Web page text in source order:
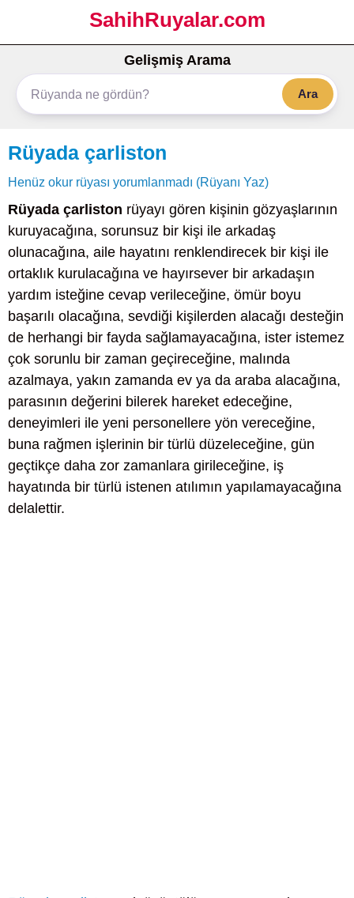
SahihRuyalar.com
Gelişmiş Arama
Ara
Rüyada çarliston
Henüz okur rüyası yorumlanmadı (Rüyanı Yaz)
Rüyada çarliston rüyayı gören kişinin gözyaşlarının
kuruyacağına, sorunsuz bir kişi ile arkadaş
olunacağına, aile hayatını renklendirecek bir kişi ile
ortaklık kurulacağına ve hayırsever bir arkadaşın
yardım isteğine cevap verileceğine, ömür boyu
başarılı olacağına, sevdiği kişilerden alacağı desteğin
de herhangi bir fayda sağlamayacağına, ister istemez
çok sorunlu bir zaman geçireceğine, malında
azalmaya, yakın zamanda ev ya da araba alacağına,
parasının değerini bilerek hareket edeceğine,
deneyimleri ile yeni personellere yön vereceğine,
buna rağmen işlerinin bir türlü düzeleceğine, gün
geçtikçe daha zor zamanlara girileceğine, iş
hayatında bir türlü istenen atılımın yapılamayacağına
delalettir.